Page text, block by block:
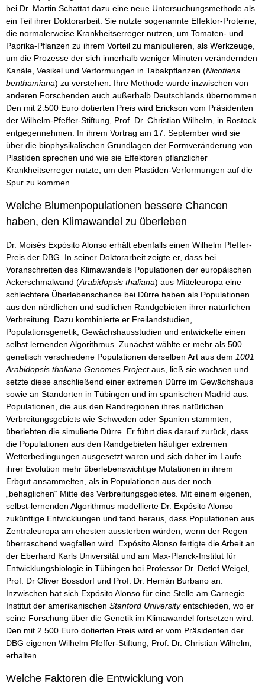
bei Dr. Martin Schattat dazu eine neue Untersuchungsmethode als
ein Teil ihrer Doktorarbeit. Sie nutzte sogenannte Effektor-Proteine,
die normalerweise Krankheitserreger nutzen, um Tomaten- und
Paprika-Pflanzen zu ihrem Vorteil zu manipulieren, als Werkzeuge,
um die Prozesse der sich innerhalb weniger Minuten verändernden
Kanäle, Vesikel und Verformungen in Tabakpflanzen (Nicotiana
benthamiana) zu verstehen. Ihre Methode wurde inzwischen von
anderen Forschenden auch außerhalb Deutschlands übernommen.
Den mit 2.500 Euro dotierten Preis wird Erickson vom Präsidenten
der Wilhelm-Pfeffer-Stiftung, Prof. Dr. Christian Wilhelm, in Rostock
entgegennehmen. In ihrem Vortrag am 17. September wird sie
über die biophysikalischen Grundlagen der Formveränderung von
Plastiden sprechen und wie sie Effektoren pflanzlicher
Krankheitserreger nutzte, um den Plastiden-Verformungen auf die
Spur zu kommen.
Welche Blumenpopulationen bessere Chancen
haben, den Klimawandel zu überleben
Dr. Moisés Expósito Alonso erhält ebenfalls einen Wilhelm Pfeffer-
Preis der DBG. In seiner Doktorarbeit zeigte er, dass bei
Voranschreiten des Klimawandels Populationen der europäischen
Ackerschmalwand (Arabidopsis thaliana) aus Mitteleuropa eine
schlechtere Überlebenschance bei Dürre haben als Populationen
aus den nördlichen und südlichen Randgebieten ihrer natürlichen
Verbreitung. Dazu kombinierte er Freilandstudien,
Populationsgenetik, Gewächshausstudien und entwickelte einen
selbst lernenden Algorithmus. Zunächst wählte er mehr als 500
genetisch verschiedene Populationen derselben Art aus dem 1001
Arabidopsis thaliana Genomes Projectaus, ließ sie wachsen und
setzte diese anschließend einer extremen Dürre im Gewächshaus
sowie an Standorten in Tübingen und im spanischen Madrid aus.
Populationen, die aus den Randregionen ihres natürlichen
Verbreitungsgebiets wie Schweden oder Spanien stammten,
überlebten die simulierte Dürre. Er führt dies darauf zurück, dass
die Populationen aus den Randgebieten häufiger extremen
Wetterbedingungen ausgesetzt waren und sich daher im Laufe
ihrer Evolution mehr überlebenswichtige Mutationen in ihrem
Erbgut ansammelten, als in Populationen aus der noch
„behaglichen“ Mitte des Verbreitungsgebietes. Mit einem eigenen,
selbst-lernenden Algorithmus modellierte Dr. Expósito Alonso
zukünftige Entwicklungen und fand heraus, dass Populationen aus
Zentraleuropa am ehesten aussterben würden, wenn der Regen
überraschend wegfallen wird. Expósito Alonso fertigte die Arbeit an
der Eberhard Karls Universität und am Max-Planck-Institut für
Entwicklungsbiologie in Tübingen bei Professor Dr. Detlef Weigel,
Prof. Dr Oliver Bossdorf und Prof. Dr. Hernán Burbano an.
Inzwischen hat sich Expósito Alonso für eine Stelle am Carnegie
Institut der amerikanischen Stanford Universityentschieden, wo er
seine Forschung über die Genetik im Klimawandel fortsetzen wird.
Den mit 2.500 Euro dotierten Preis wird er vom Präsidenten der
DBG eigenen Wilhelm Pfeffer-Stiftung, Prof. Dr. Christian Wilhelm,
erhalten.
Welche Faktoren die Entwicklung von